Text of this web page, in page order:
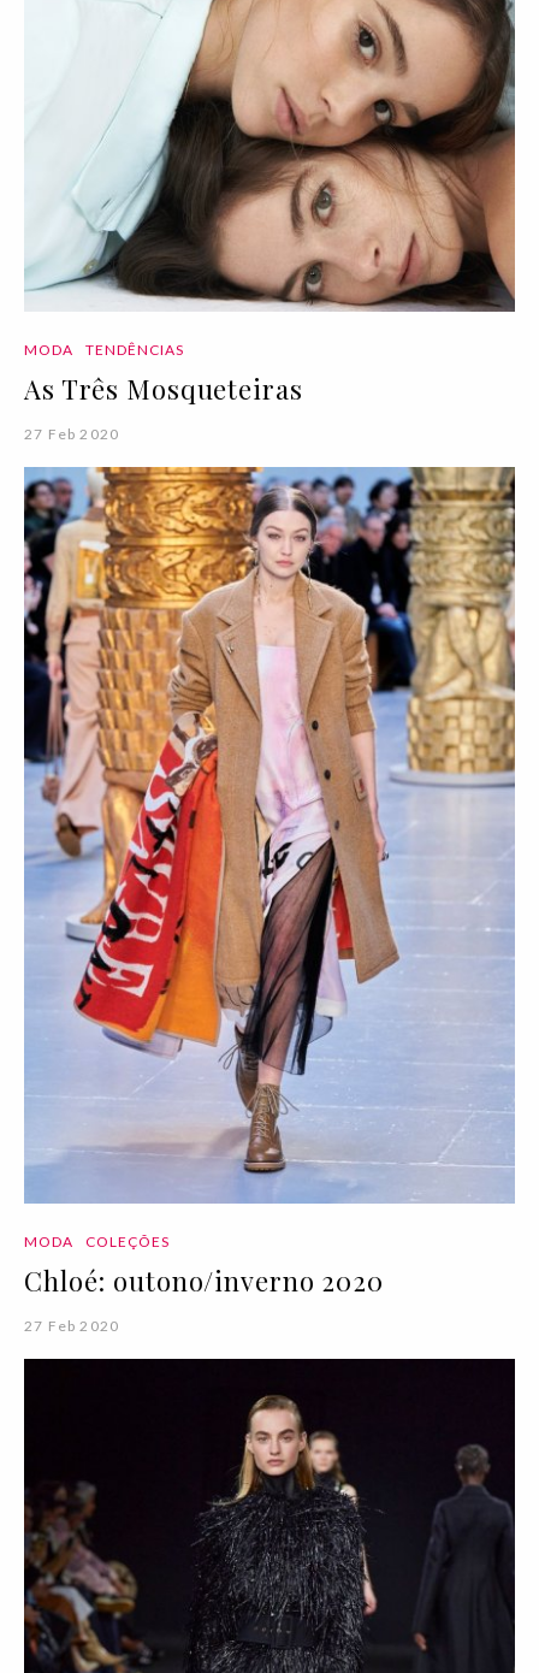
MODA TENDÊNCIAS
As Três Mosqueteiras
27 Feb 2020
MODA COLEÇÕES
Chloé: outono/inverno 2020
27 Feb 2020